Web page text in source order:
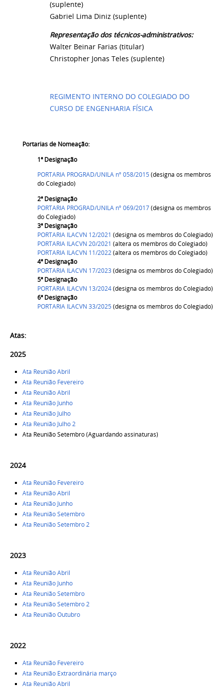
(suplente)
Gabriel Lima Diniz (suplente)
Representação dos técnicos-administrativos:
Walter Beinar Farias (titular)
Christopher Jonas Teles (suplente)
REGIMENTO INTERNO DO COLEGIADO DO
CURSO DE ENGENHARIA FÍSICA
Portarias de Nomeação:
1ª Designação
PORTARIA PROGRAD/UNILA nº 058/2015(designa os membros
do Colegiado)
2ª Designação
PORTARIA PROGRAD/UNILA nº 069/2017(designa os membros
do Colegiado)
3ª Designação
PORTARIA ILACVN 12/2021 (designa os membros do Colegiado)
PORTARIA ILACVN 20/2021 (altera os membros do Colegiado)
PORTARIA ILACVN 11/2022(altera os membros do Colegiado)
4ª Designação
PORTARIA ILACVN 17/2023 (designa os membros do Colegiado)
5ª Designação
PORTARIA ILACVN 13/2024(designa os membros do Colegiado)
6ª Designação
PORTARIA ILACVN 33/2025(designa os membros do Colegiado)
Atas:
2025
Ata Reunião Abril
Ata Reunião Fevereiro
Ata Reunião Abril
Ata Reunião Junho
Ata Reunião Julho
Ata Reunião Julho 2
Ata Reunião Setembro (Aguardando assinaturas)
2024
Ata Reunião Fevereiro
Ata Reunião Abril
Ata Reunião Junho
Ata Reunião Setembro
Ata Reunião Setembro 2
2023
Ata Reunião Abril
Ata Reunião Junho
Ata Reunião Setembro
Ata Reunião Setembro 2
Ata Reunião Outubro
2022
Ata Reunião Fevereiro
Ata Reunião Extraordinária março
Ata Reunião Abril